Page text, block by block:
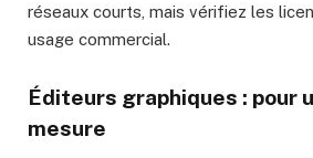
réseaux courts, mais vérifiez les
usage commercial.
Éditeurs graphiques : pour
mesure